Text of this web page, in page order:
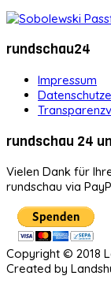
rundschau24
Impressum
rundschau 24
Vielen Dank für
rundschau via
Copyright © 2018
Created by